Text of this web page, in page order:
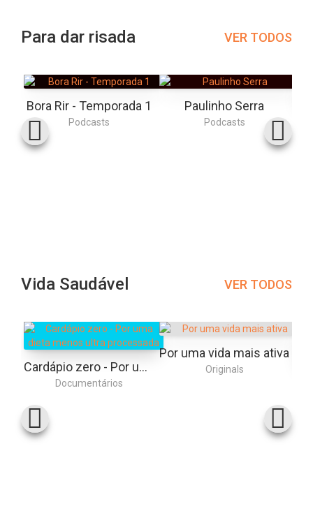
Para dar risada VER TODOS
Bora Rir - Temporada 1
Podcasts
Paulinho Serra
Podcasts
Vida Saudável VER TODOS
Cardápio zero - Por uma dieta menos ultra processada
Documentários
Por uma vida mais ativa
Originals